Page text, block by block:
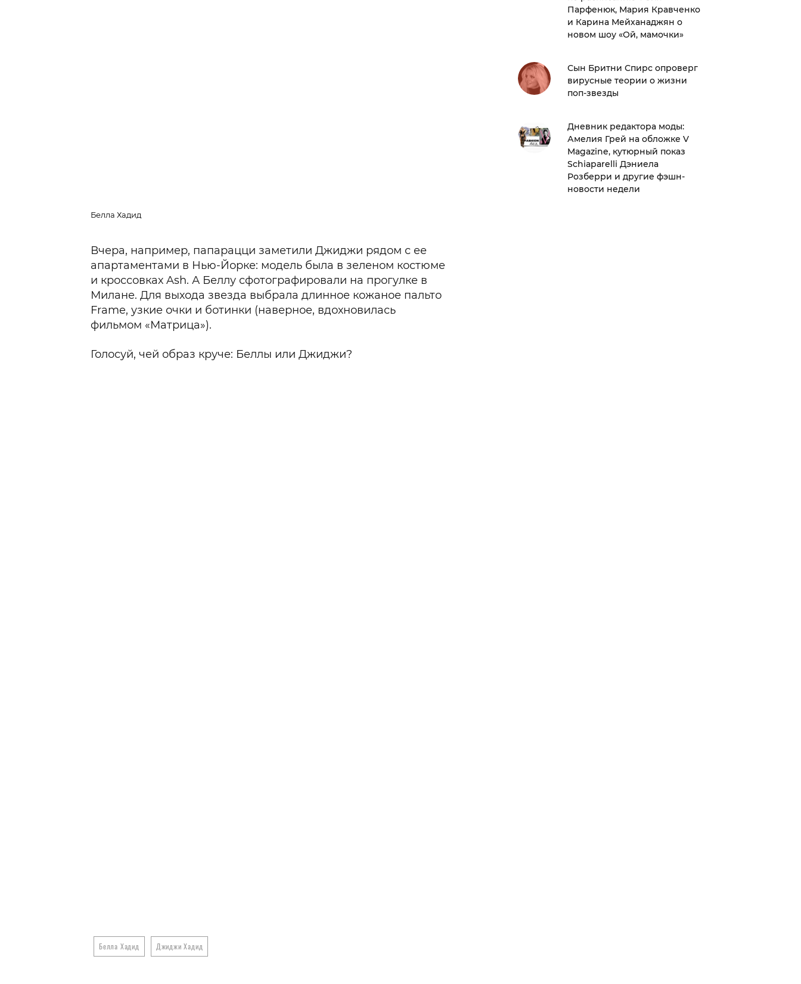
Белла Хадид
Вчера, например, папарацци заметили Джиджи рядом с ее
апартаментами в Нью-Йорке: модель была в зеленом костюме
и кроссовках Ash. А Беллу сфотографировали на прогулке в
Милане. Для выхода звезда выбрала длинное кожаное пальто
Frame, узкие очки и ботинки (наверное, вдохновилась
фильмом «Матрица»).
Голосуй, чей образ круче: Беллы или Джиджи?
Белла Хадид Джиджи Хадид
Парфенюк, Мария Кравченко
и Карина Мейханаджян о
новом шоу «Ой, мамочки»
Сын Бритни Спирс опроверг
вирусные теории о жизни
поп-звезды
Дневник редактора моды:
Амелия Грей на обложке V
Magazine, кутюрный показ
Schiaparelli Дэниела
Розберри и другие фэшн-
новости недели